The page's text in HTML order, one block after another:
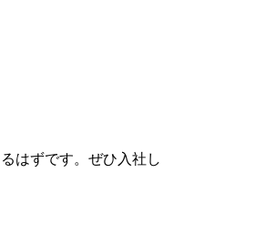
はずです。ぜひ入社し